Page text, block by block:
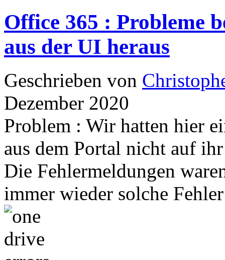
Office 365 : Probleme
aus der UI heraus
Geschrieben von
Dezember 2020
Problem : Wir hatten hier
aus dem Portal nicht auf
Die Fehlermeldungen
immer wieder solche